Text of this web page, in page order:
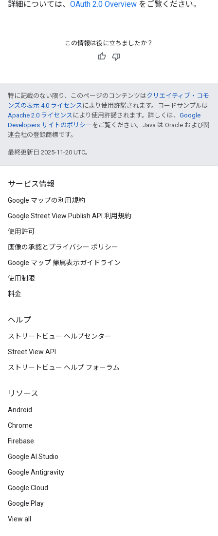
詳細については、 OAuth 2.0 Overview をご覧ください。
この情報は役に立ちましたか？
特に記載のない限り、このページのコンテンツはクリエイティブ・コモ
ンズの表示 4.0 ライセンス により使用許諾されます。コードサンプルは
Apache 2.0 ライセンス により使用許諾されます。詳しくは、 Google
Developers サイトのポリシー をご覧ください。Java は Oracle および関
連会社の登録商標です。
最終更新日 2025-11-20 UTC。
サービス情報
Google マップの利用規約
Google Street View Publish API 利用規約
使用許可
画像の承認とプライバシー ポリシー
Google マップ 帰属表示ガイドライン
使用制限
料金
ヘルプ
ストリートビュー ヘルプセンター
Street View API
ストリートビュー ヘルプ フォーラム
リソース
Android
Chrome
Firebase
Google AI Studio
Google Antigravity
Google Cloud
Google Play
View all